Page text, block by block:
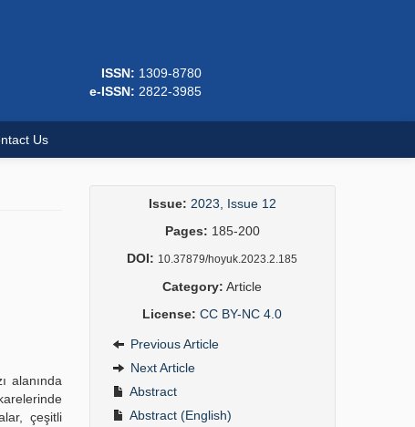
ISSN: 1309-8780
e-ISSN: 2822-3985
Us
alanında
çeşitli
Issue: 2023, Issue 12
Pages: 185-200
DOI: 10.37879/hoyuk.2023.2.185
Category: Article
License: CC BY-NC 4.0
Previous Article
Next Article
Abstract
Abstract (English)